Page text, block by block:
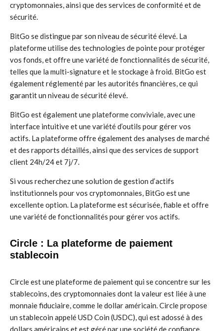
cryptomonnaies, ainsi que des services de conformité et de
sécurité.
BitGo se distingue par son niveau de sécurité élevé. La
plateforme utilise des technologies de pointe pour protéger
vos fonds, et offre une variété de fonctionnalités de sécurité,
telles que la multi-signature et le stockage à froid. BitGo est
également réglementé par les autorités financières, ce qui
garantit un niveau de sécurité élevé.
BitGo est également une plateforme conviviale, avec une
interface intuitive et une variété d’outils pour gérer vos
actifs. La plateforme offre également des analyses de marché
et des rapports détaillés, ainsi que des services de support
client 24h/24 et 7j/7.
Si vous recherchez une solution de gestion d’actifs
institutionnels pour vos cryptomonnaies, BitGo est une
excellente option. La plateforme est sécurisée, fiable et offre
une variété de fonctionnalités pour gérer vos actifs.
Circle : La plateforme de paiement
stablecoin
Circle est une plateforme de paiement qui se concentre sur les
stablecoins, des cryptomonnaies dont la valeur est liée à une
monnaie fiduciaire, comme le dollar américain. Circle propose
un stablecoin appelé USD Coin (USDC), qui est adossé à des
dollars américains et est géré par une société de confiance.